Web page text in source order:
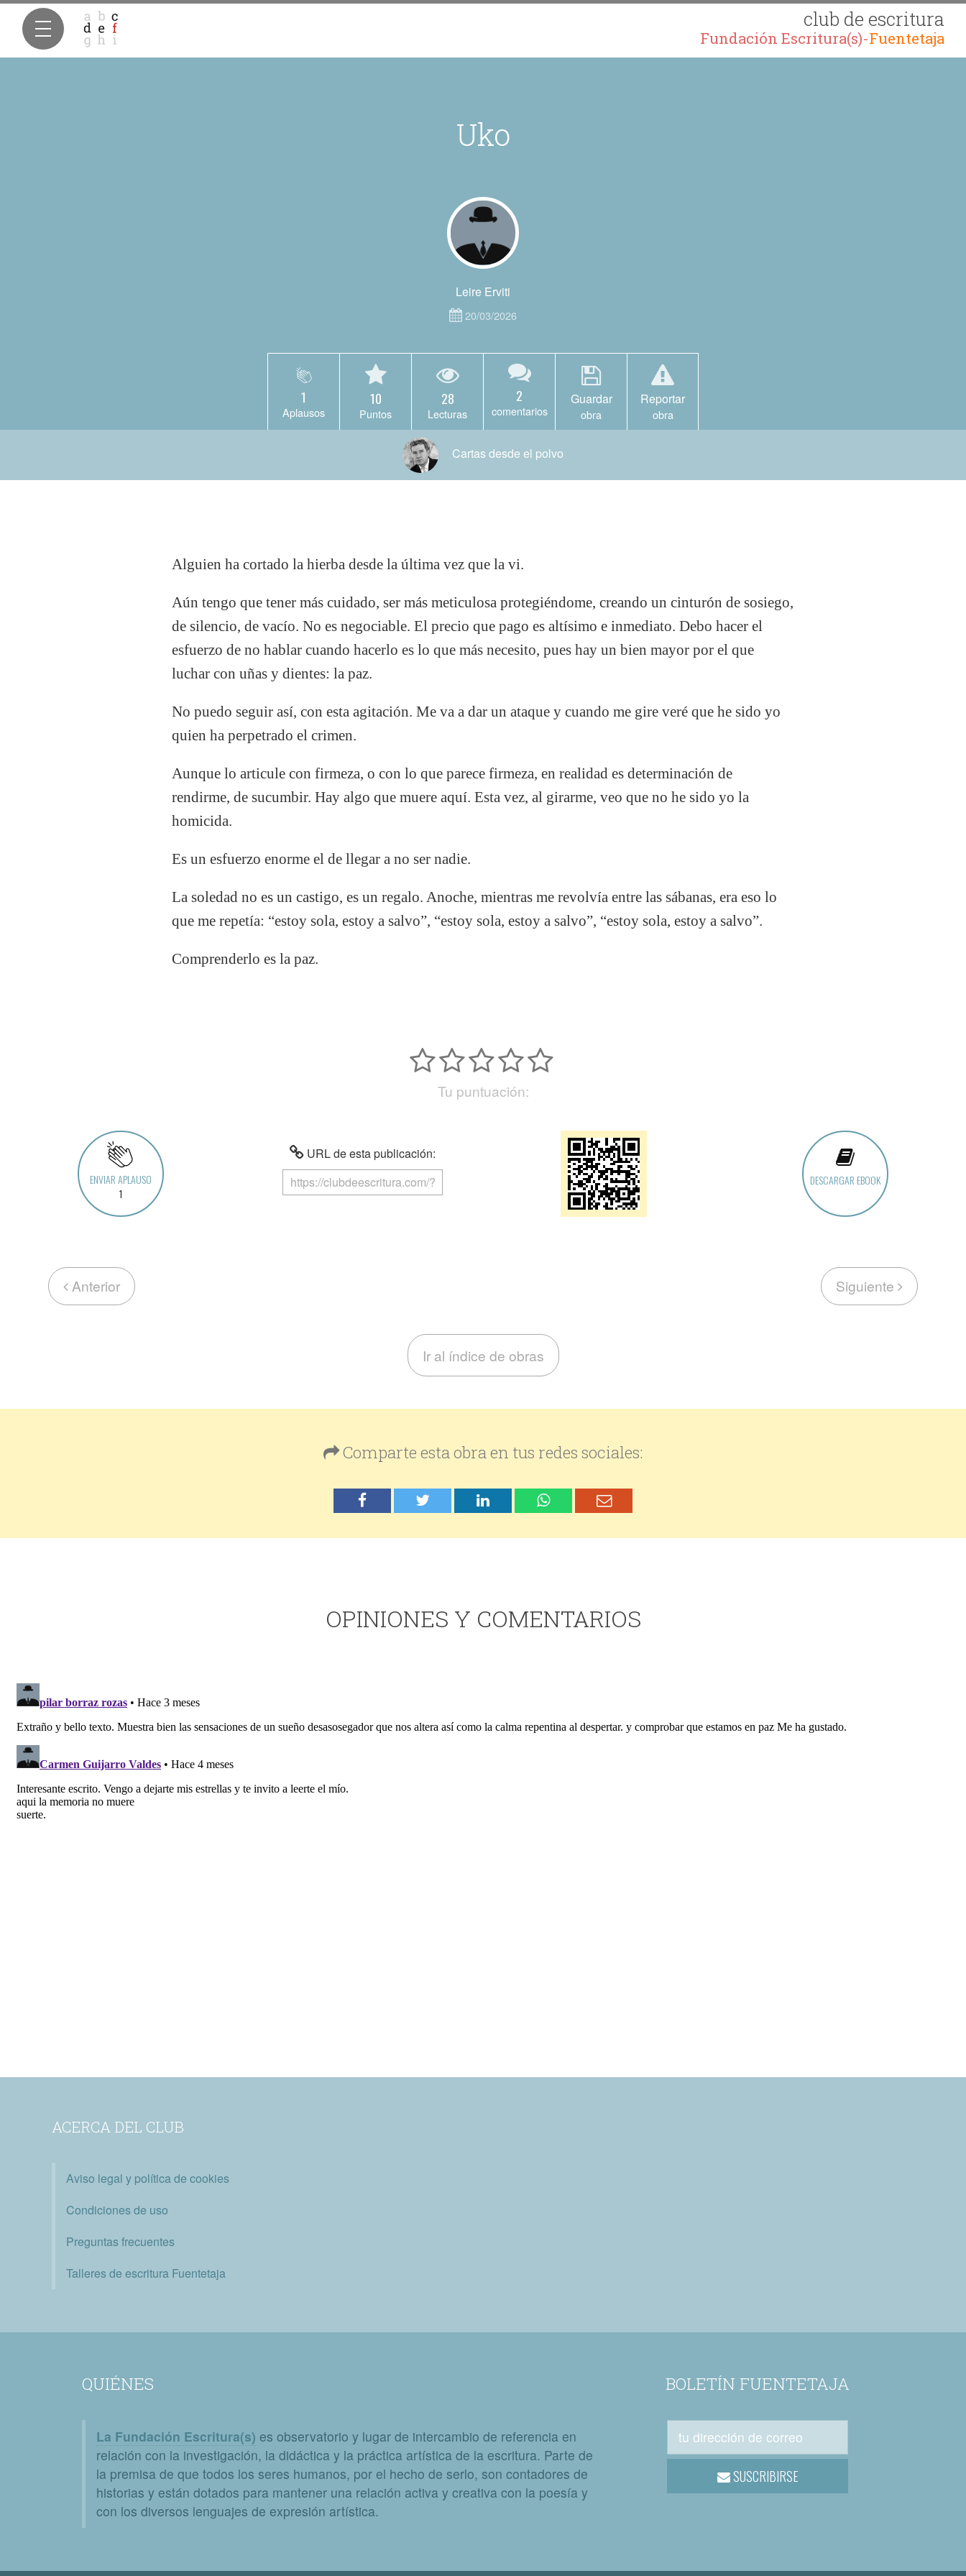
club de escritura
Fundación Escritura(s)-Fuentetaja
Uko
Leire Erviti
20/03/2026
1
Aplausos
10
Puntos
28
Lecturas
2
comentarios
Guardar
obra
Reportar
obra
Cartas desde el polvo
Alguien ha cortado la hierba desde la última vez que la vi.
Aún tengo que tener más cuidado, ser más meticulosa protegiéndome, creando un cinturón de sosiego,
de silencio, de vacío. No es negociable. El precio que pago es altísimo e inmediato. Debo hacer el
esfuerzo de no hablar cuando hacerlo es lo que más necesito, pues hay un bien mayor por el que
luchar con uñas y dientes: la paz.
No puedo seguir así, con esta agitación. Me va a dar un ataque y cuando me gire veré que he sido yo
quien ha perpetrado el crimen.
Aunque lo articule con firmeza, o con lo que parece firmeza, en realidad es determinación de
rendirme, de sucumbir. Hay algo que muere aquí. Esta vez, al girarme, veo que no he sido yo la
homicida.
Es un esfuerzo enorme el de llegar a no ser nadie.
La soledad no es un castigo, es un regalo. Anoche, mientras me revolvía entre las sábanas, era eso lo
que me repetía: “estoy sola, estoy a salvo”, “estoy sola, estoy a salvo”, “estoy sola, estoy a salvo”.
Comprenderlo es la paz.
Tu puntuación:
ENVIAR APLAUSO
1
URL de esta publicación:
DESCARGAR EBOOK
Anterior Siguiente
Ir al índice de obras
Comparte esta obra en tus redes sociales:
OPINIONES Y COMENTARIOS
ACERCA DEL CLUB
Aviso legal y política de cookies
Condiciones de uso
Preguntas frecuentes
Talleres de escritura Fuentetaja
QUIÉNES
La Fundación Escritura(s) es observatorio y lugar de intercambio de referencia en
relación con la investigación, la didáctica y la práctica artística de la escritura. Parte de
la premisa de que todos los seres humanos, por el hecho de serlo, son contadores de
historias y están dotados para mantener una relación activa y creativa con la poesía y
con los diversos lenguajes de expresión artística.
BOLETÍN FUENTETAJA
SUSCRIBIRSE